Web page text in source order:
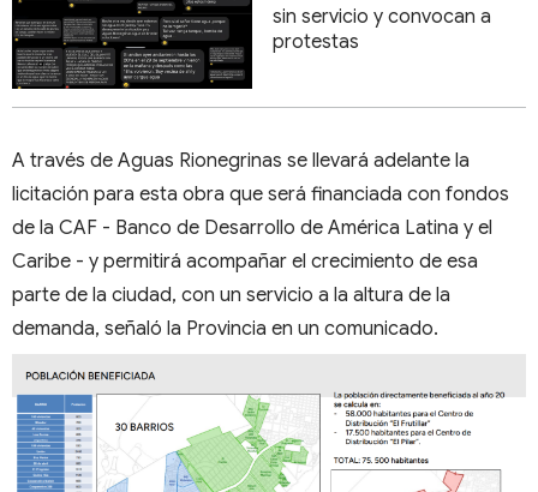
sin servicio y convocan a
protestas
A través de Aguas Rionegrinas se llevará adelante la
licitación para esta obra que será financiada con fondos
de la CAF - Banco de Desarrollo de América Latina y el
Caribe - y permitirá acompañar el crecimiento de esa
parte de la ciudad, con un servicio a la altura de la
demanda, señaló la Provincia en un comunicado.